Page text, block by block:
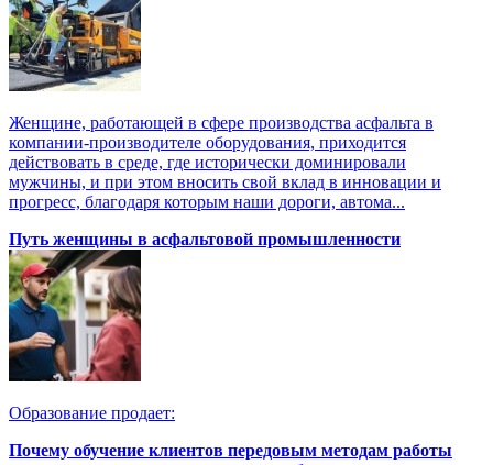
Женщине, работающей в сфере производства асфальта в
компании-производителе оборудования, приходится
действовать в среде, где исторически доминировали
мужчины, и при этом вносить свой вклад в инновации и
прогресс, благодаря которым наши дороги, автома...
Путь женщины в асфальтовой промышленности
Образование продает:
Почему обучение клиентов передовым методам работы